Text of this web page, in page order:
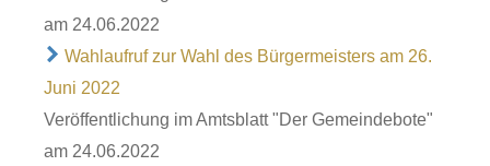
am 24.06.2022
Wahlaufruf zur Wahl des Bürgermeisters am 26.
Juni 2022
Veröffentlichung im Amtsblatt "Der Gemeindebote"
am 24.06.2022